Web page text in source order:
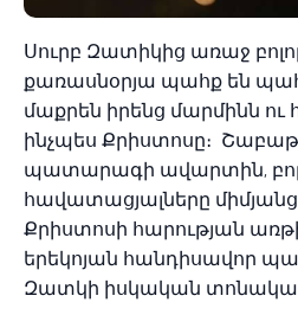
Սուրբ Զատիկից առաջ
քառասնօրյա պահք են
մաքրեն իրենց մարմինն ու
ինչպես Քրիստոսը։ Շաբաթ
պատարագի ավարտին,
հավատացյալները միմյանց
Քրիստոսի հարության
երեկոյան հանդիսավոր
Զատկի իսկական